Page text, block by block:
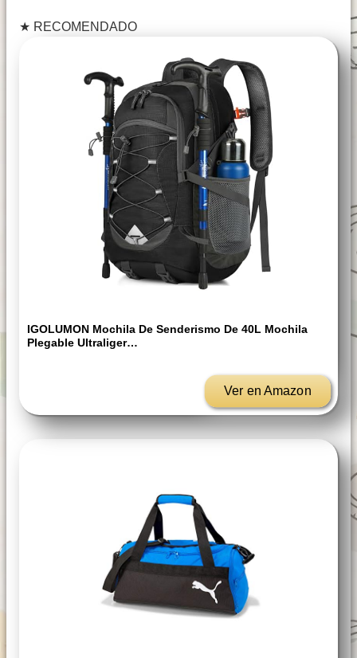
★ RECOMENDADO
IGOLUMON Mochila De Senderismo De 40L Mochila
Plegable Ultraliger…
Ver en Amazon